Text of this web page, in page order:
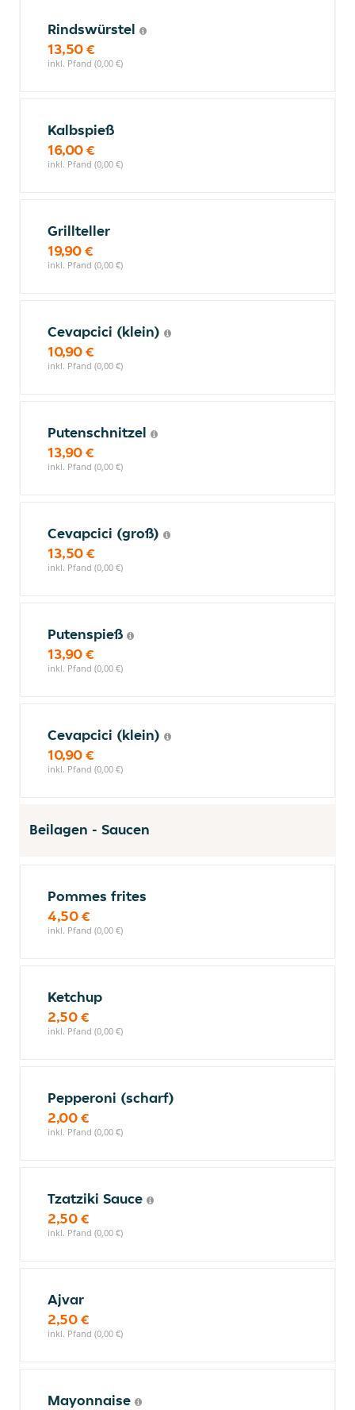
Rindswürstel
13,50 €
inkl. Pfand (0,00 €)
Kalbspieß
16,00 €
inkl. Pfand (0,00 €)
Grillteller
19,90 €
inkl. Pfand (0,00 €)
Cevapcici (klein)
10,90 €
inkl. Pfand (0,00 €)
Putenschnitzel
13,90 €
inkl. Pfand (0,00 €)
Cevapcici (groß)
13,50 €
inkl. Pfand (0,00 €)
Putenspieß
13,90 €
inkl. Pfand (0,00 €)
Cevapcici (klein)
10,90 €
inkl. Pfand (0,00 €)
Beilagen - Saucen
Pommes frites
4,50 €
inkl. Pfand (0,00 €)
Ketchup
2,50 €
inkl. Pfand (0,00 €)
Pepperoni (scharf)
2,00 €
inkl. Pfand (0,00 €)
Tzatziki Sauce
2,50 €
inkl. Pfand (0,00 €)
Ajvar
2,50 €
inkl. Pfand (0,00 €)
Mayonnaise